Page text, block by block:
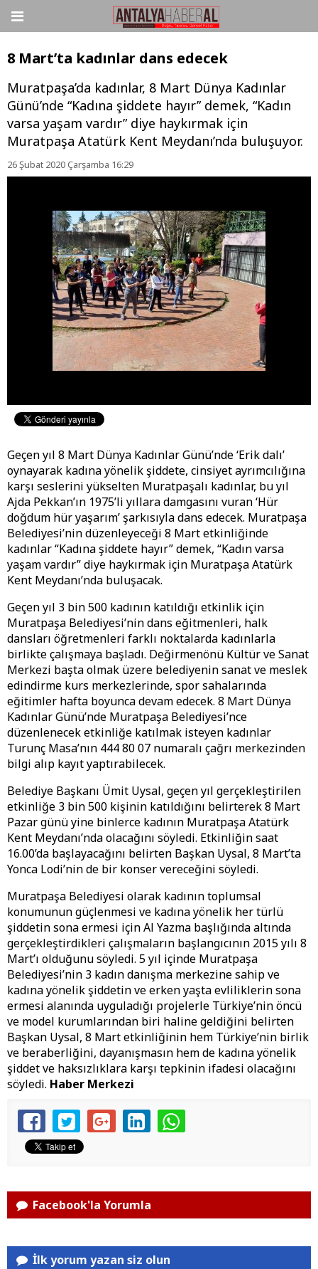
8 Mart’ta kadınlar dans edecek
Muratpaşa’da kadınlar, 8 Mart Dünya Kadınlar
Günü’nde “Kadına şiddete hayır” demek, “Kadın
varsa yaşam vardır” diye haykırmak için
Muratpaşa Atatürk Kent Meydanı’nda buluşuyor.
26 Şubat 2020 Çarşamba 16:29
Geçen yıl 8 Mart Dünya Kadınlar Günü’nde ‘Erik dalı’
oynayarak kadına yönelik şiddete, cinsiyet ayrımcılığına
karşı seslerini yükselten Muratpaşalı kadınlar, bu yıl
Ajda Pekkan’ın 1975’li yıllara damgasını vuran ‘Hür
doğdum hür yaşarım’ şarkısıyla dans edecek. Muratpaşa
Belediyesi’nin düzenleyeceği 8 Mart etkinliğinde
kadınlar “Kadına şiddete hayır” demek, “Kadın varsa
yaşam vardır” diye haykırmak için Muratpaşa Atatürk
Kent Meydanı’nda buluşacak.
Geçen yıl 3 bin 500 kadının katıldığı etkinlik için
Muratpaşa Belediyesi’nin dans eğitmenleri, halk
dansları öğretmenleri farklı noktalarda kadınlarla
birlikte çalışmaya başladı. Değirmenönü Kültür ve Sanat
Merkezi başta olmak üzere belediyenin sanat ve meslek
edindirme kurs merkezlerinde, spor sahalarında
eğitimler hafta boyunca devam edecek. 8 Mart Dünya
Kadınlar Günü’nde Muratpaşa Belediyesi’nce
düzenlenecek etkinliğe katılmak isteyen kadınlar
Turunç Masa’nın 444 80 07 numaralı çağrı merkezinden
bilgi alıp kayıt yaptırabilecek.
Belediye Başkanı Ümit Uysal, geçen yıl gerçekleştirilen
etkinliğe 3 bin 500 kişinin katıldığını belirterek 8 Mart
Pazar günü yine binlerce kadının Muratpaşa Atatürk
Kent Meydanı’nda olacağını söyledi. Etkinliğin saat
16.00’da başlayacağını belirten Başkan Uysal, 8 Mart’ta
Yonca Lodi’nin de bir konser vereceğini söyledi.
Muratpaşa Belediyesi olarak kadının toplumsal
konumunun güçlenmesi ve kadına yönelik her türlü
şiddetin sona ermesi için Al Yazma başlığında altında
gerçekleştirdikleri çalışmaların başlangıcının 2015 yılı 8
Mart’ı olduğunu söyledi. 5 yıl içinde Muratpaşa
Belediyesi’nin 3 kadın danışma merkezine sahip ve
kadına yönelik şiddetin ve erken yaşta evliliklerin sona
ermesi alanında uyguladığı projelerle Türkiye’nin öncü
ve model kurumlarından biri haline geldiğini belirten
Başkan Uysal, 8 Mart etkinliğinin hem Türkiye’nin birlik
ve beraberliğini, dayanışmasın hem de kadına yönelik
şiddet ve haksızlıklara karşı tepkinin ifadesi olacağını
söyledi. Haber Merkezi
Facebook'la Yorumla
İlk yorum yazan siz olun